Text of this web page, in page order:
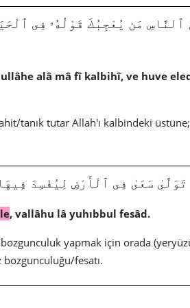
alâ mâ fî kalbihî, ve huve
tanık tutar Allah'ı kalbindeki
تَوَلَّىٰ سَعَىٰ فِى ٱلْأَرْضِ لِيُفْسِدَ
, vallâhu lâ yuhıbbul fesâd.
yapmak için orada
fesatı.